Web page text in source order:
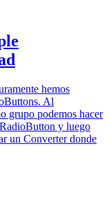
hemos
Al
grupo podemos hacer
y luego
un Converter donde